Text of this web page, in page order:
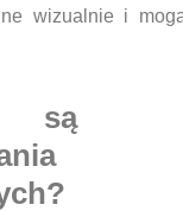
wizualnie i